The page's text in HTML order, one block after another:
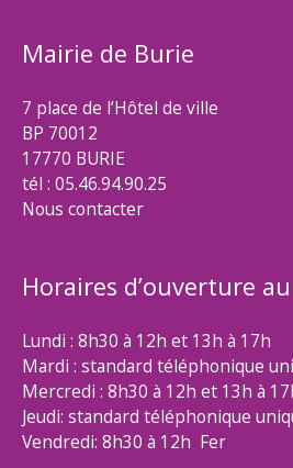
Mairie de Burie
7 place de l’Hôtel de ville
BP 70012
17770 BURIE
tél : 05.46.94.90.25
Nous contacter
Horaires d’ouverture
Lundi : 8h30 à 12h et 13h à 17h
Mardi : standard téléphonique
Mercredi : 8h30 à 12h et 13h à
Jeudi: standard téléphonique
Vendredi: 8h30 à 12h Fer